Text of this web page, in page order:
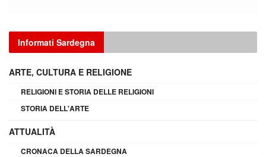
Informati Sardegna
ARTE, CULTURA E RELIGIONE
RELIGIONI E STORIA DELLE RELIGIONI
STORIA DELL'ARTE
ATTUALITÀ
CRONACA DELLA SARDEGNA